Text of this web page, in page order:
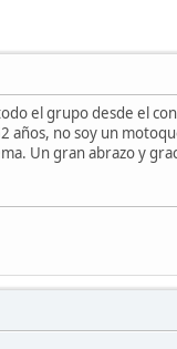
el grupo desde el
no soy un
Un gran abrazo y